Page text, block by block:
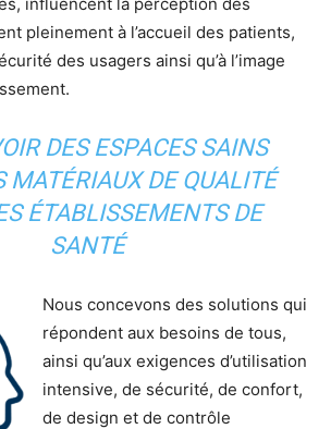
pleinement à l’accueil des patients,
des usagers ainsi qu’à l’image
DES ESPACES SAINS
MATÉRIAUX DE QUALITÉ
ÉTABLISSEMENTS DE
SANTÉ
Nous concevons des solutions qui
répondent aux besoins de tous,
ainsi qu’aux exigences d’utilisation
intensive, de sécurité, de confort,
de design et de contrôle